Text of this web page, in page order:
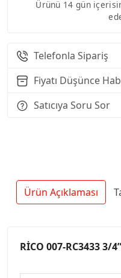
Ürünü 14 gün
Telefonla Sipariş
Fiyatı Düşünce
Satıcıya Soru Sor
Ürün Açıklaması
RİCO 007-RC3433 3/